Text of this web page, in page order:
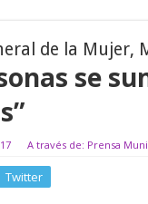
de la Mujer,
se
A través de: Prensa
Twitter